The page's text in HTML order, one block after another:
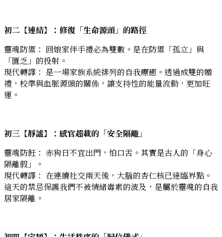
初二【連結】：修復「生命源頭」的路徑
靈魂防禦： 回娘家伴手禮必為雙數。是在防禦「孤立」與
「匱乏」的投射。
現代轉譯： 是一場家族系統排列的自我療癒。透過成雙的贈
禮，校準與血脈源頭的關係，讓支持性的能量流動，更加旺
運。
初三【靜謐】：感官超載的「安全隔離」
靈魂防飪： 赤狗日不宜出門，怕口舌。其實是古人的「身心
隔離假」。
現代轉譯： 在連續社交兩天後，大腦的杏仁核已達臨界點。
這天的禁忌保護我們不被情緒毒素的波及，是屬於靈魂的自我
居家隔離。